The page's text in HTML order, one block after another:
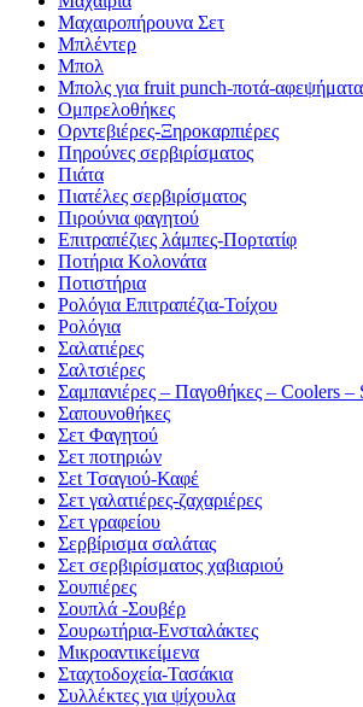
Μαχαιροπήρουνα Σετ
Μπλέντερ
Μπολ
Μπολς για fruit punch-ποτά-αφεψήματα
Ομπρελοθήκες
Ορντεβιέρες-Ξηροκαρπιέρες
Πηρούνες σερβιρίσματος
Πιάτα
Πιατέλες σερβιρίσματος
Πιρούνια φαγητού
Επιτραπέζιες λάμπες-Πορτατίφ
Ποτήρια Κολονάτα
Ποτιστήρια
Ρολόγια Επιτραπέζια-Τοίχου
Ρολόγια
Σαλατιέρες
Σαλτσιέρες
Σαμπανιέρες – Παγοθήκες – Coolers –
Σαπουνοθήκες
Σετ Φαγητού
Σετ ποτηριών
Σεt Τσαγιού-Καφέ
Σετ γαλατιέρες-ζαχαριέρες
Σετ γραφείου
Σερβίρισμα σαλάτας
Σετ σερβιρίσματος χαβιαριού
Σουπιέρες
Σουπλά -Σουβέρ
Σουρωτήρια-Ενσταλάκτες
Μικροαντικείμενα
Σταχτοδοχεία-Τασάκια
Συλλέκτες για ψίχουλα